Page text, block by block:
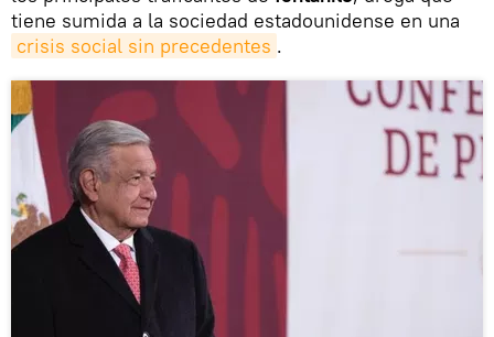
tiene sumida a la sociedad estadounidense en una
crisis social sin precedentes .